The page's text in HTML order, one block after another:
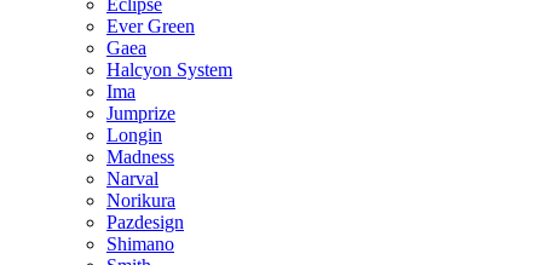
Eclipse
Ever Green
Gaea
Halcyon System
Ima
Jumprize
Longin
Madness
Narval
Norikura
Pazdesign
Shimano